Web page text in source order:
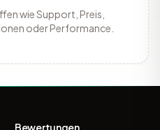
wie Support, Preis,
oder Performance.
Bewertungen